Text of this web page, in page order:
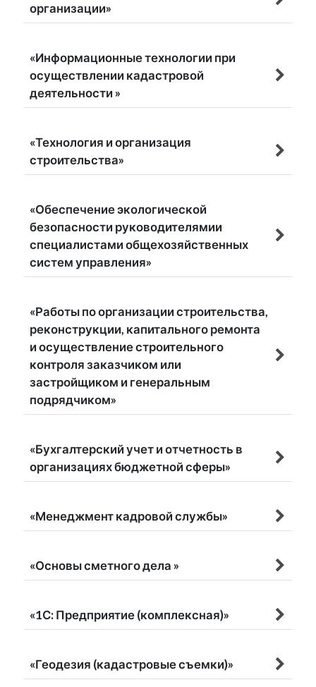
организации»
«Информационные технологии при
осуществлении кадастровой
деятельности »
«Технология и организация
строительства»
«Обеспечение экологической
безопасности руководителямии
специалистами общехозяйственных
систем управления»
«Работы по организации строительства,
реконструкции, капитального ремонта
и осуществление строительного
контроля заказчиком или
застройщиком и генеральным
подрядчиком»
«Бухгалтерский учет и отчетность в
организациях бюджетной сферы»
«Менеджмент кадровой службы»
«Основы сметного дела »
«1С: Предприятие (комплексная)»
«Геодезия (кадастровые съемки)»